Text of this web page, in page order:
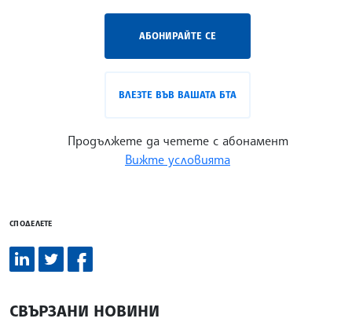
АБОНИРАЙТЕ СЕ
ВЛЕЗТЕ ВЪВ ВАШАТА БТА
Продължете да четете с абонамент
Вижте условията
СПОДЕЛЕТЕ
СВЪРЗАНИ НОВИНИ